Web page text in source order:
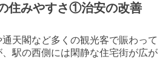
住みやすさ①治安の改善
天閣など多くの観光客で賑わって
駅の西側には閑静な住宅街が広が